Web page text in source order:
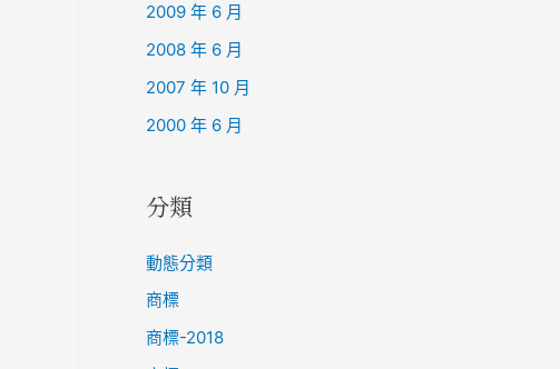
2009 年 6 月
2008 年 6 月
2007 年 10 月
2000 年 6 月
分類
動態分類
商標
商標-2018